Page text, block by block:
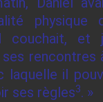
physique
couchait, et
rencontres
laquelle il
ses règles3. »